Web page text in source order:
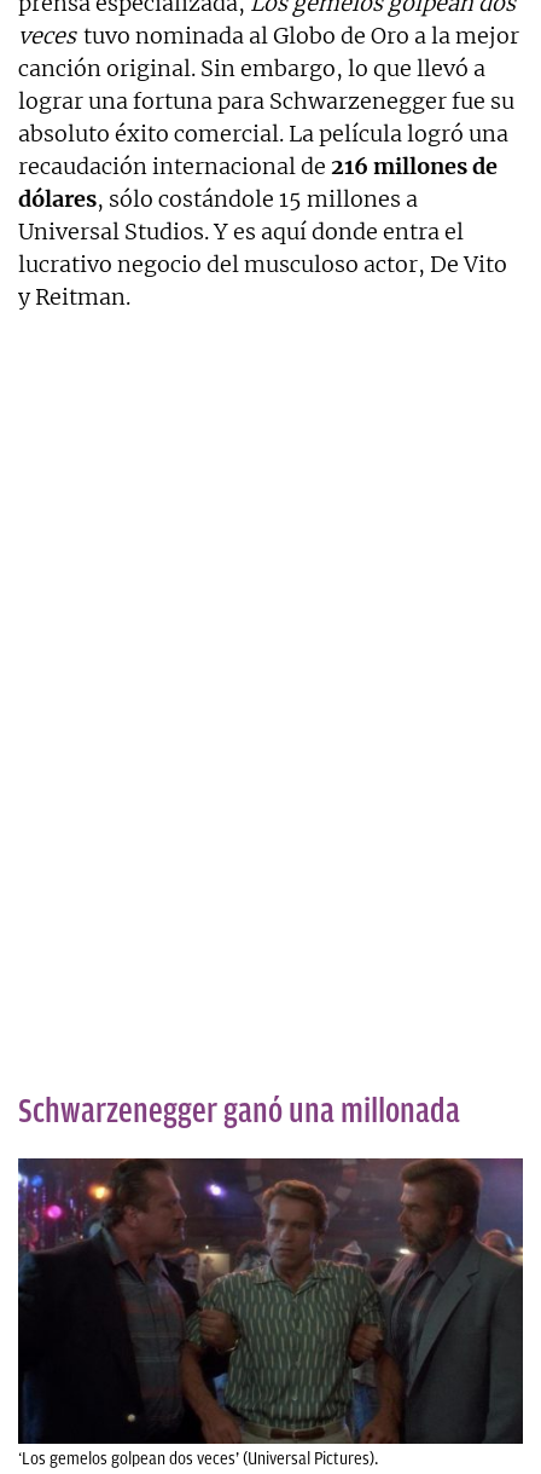
veces tuvo nominada al Globo de Oro a la mejor
canción original. Sin embargo, lo que llevó a
lograr una fortuna para Schwarzenegger fue su
absoluto éxito comercial. La película logró una
recaudación internacional de 216 millones de
dólares, sólo costándole 15 millones a
Universal Studios. Y es aquí donde entra el
lucrativo negocio del musculoso actor, De Vito
y Reitman.
Schwarzenegger ganó una millonada
‘Los gemelos golpean dos veces’ (Universal Pictures).